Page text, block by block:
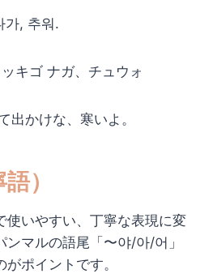
가, 추워.
キゴ ナガ、チュウォ
出かけな、寒いよ。
）
使いやすい、丁寧な表現に変
マルの語尾「〜야/아/어」
ポイントです。